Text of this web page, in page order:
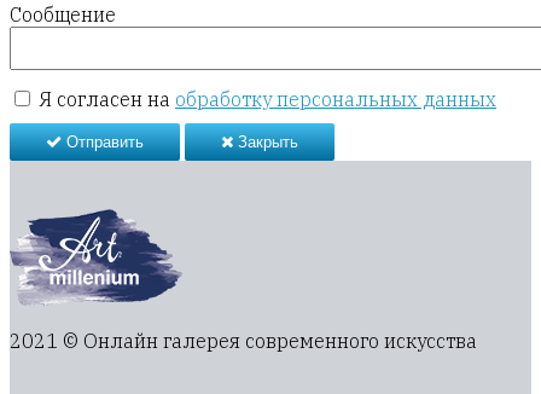
Сообщение
Я согласен на обработку персональных данных
Отправить Закрыть
2021 © Онлайн галерея современного искусства